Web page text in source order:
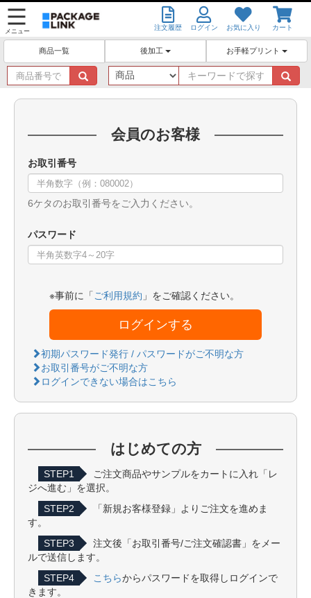
メニュー 注文履歴 ログイン お気に入り カート
商品一覧 後加工 お手軽プリント
商
品
番
キ
ー
ワ
会員のお客様
お取引番号
6ケタのお取引番号をご入力ください。
パスワード
※事前に「 ご利用規約 」をご確認ください。
ログインする
初期パスワード発行 / パスワードがご不明な方
お取引番号がご不明な方
ログインできない場合はこちら
はじめての方
STEP1
ご注文商品やサンプルをカートに入れ「レ
ジへ進む」を選択。
STEP2
「新規お客様登録」よりご注文を進めま
す。
STEP3
注文後「お取引番号/ご注文確認書」をメー
ルで送信します。
STEP4
こちらからパスワードを取得しログインで
きます。